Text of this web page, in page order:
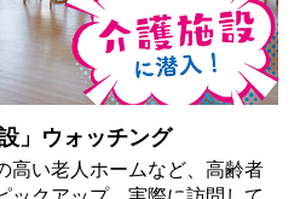
」ウォッチング
高い老人ホームなど、高齢者